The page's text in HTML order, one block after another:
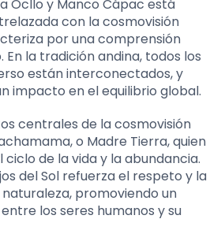
Ocllo y Manco Cápac está
con la cosmovisión
por una comprensión
la tradición andina, todos los
están interconectados, y
impacto en el equilibrio global.
centrales de la cosmovisión
o Madre Tierra, quien
ciclo de la vida y la abundancia.
del Sol refuerza el respeto y la
promoviendo un
los seres humanos y su